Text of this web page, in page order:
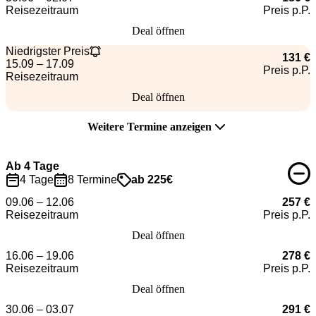
Reisezeitraum
Preis p.P.
Deal öffnen
Niedrigster Preis
15.09 – 17.09
Reisezeitraum
131 €
Preis p.P.
Deal öffnen
Weitere Termine anzeigen
Ab 4 Tage
4 Tage
8 Termine
ab 225€
09.06 – 12.06
Reisezeitraum
257 €
Preis p.P.
Deal öffnen
16.06 – 19.06
Reisezeitraum
278 €
Preis p.P.
Deal öffnen
30.06 – 03.07
291 €